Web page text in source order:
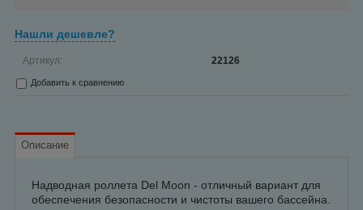
Нашли дешевле?
Артикул: 22126
Добавить к сравнению
Описание
Надводная роллета Del Moon - отличный вариант для
обеспечения безопасности и чистоты вашего бассейна.